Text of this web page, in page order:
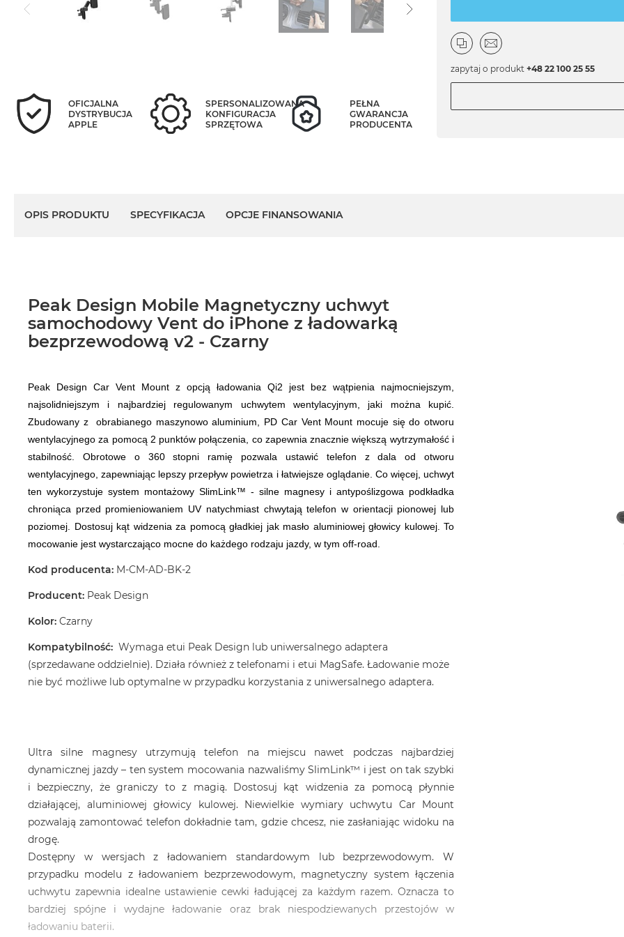
zapytaj o produkt +48 22 100 25 55
OFICJALNA
DYSTRYBUCJA
APPLE
SPERSONALIZOWANA
KONFIGURACJA
SPRZĘTOWA
PEŁNA
GWARANCJA
PRODUCENTA
OPIS PRODUKTU SPECYFIKACJA OPCJE FINANSOWANIA
Peak Design Mobile Magnetyczny uchwyt
samochodowy Vent do iPhone z ładowarką
bezprzewodową v2 - Czarny
Peak Design Car Vent Mount z opcją ładowania Qi2 jest bez wątpienia najmocniejszym,
najsolidniejszym i najbardziej regulowanym uchwytem wentylacyjnym, jaki można kupić.
Zbudowany z obrabianego maszynowo aluminium, PD Car Vent Mount mocuje się do otworu
wentylacyjnego za pomocą 2 punktów połączenia, co zapewnia znacznie większą wytrzymałość i
stabilność. Obrotowe o 360 stopni ramię pozwala ustawić telefon z dala od otworu
wentylacyjnego, zapewniając lepszy przepływ powietrza i łatwiejsze oglądanie. Co więcej, uchwyt
ten wykorzystuje system montażowy SlimLink™ - silne magnesy i antypoślizgowa podkładka
chroniąca przed promieniowaniem UV natychmiast chwytają telefon w orientacji pionowej lub
poziomej. Dostosuj kąt widzenia za pomocą gładkiej jak masło aluminiowej głowicy kulowej. To
mocowanie jest wystarczająco mocne do każdego rodzaju jazdy, w tym off-road.
Kod producenta: M-CM-AD-BK-2
Producent: Peak Design
Kolor: Czarny
Kompatybilność: Wymaga etui Peak Design lub uniwersalnego adaptera
(sprzedawane oddzielnie). Działa również z telefonami i etui MagSafe. Ładowanie może
nie być możliwe lub optymalne w przypadku korzystania z uniwersalnego adaptera.
Ultra silne magnesy utrzymują telefon na miejscu nawet podczas najbardziej
dynamicznej jazdy – ten system mocowania nazwaliśmy SlimLink™ i jest on tak szybki
i bezpieczny, że graniczy to z magią. Dostosuj kąt widzenia za pomocą płynnie
działającej, aluminiowej głowicy kulowej. Niewielkie wymiary uchwytu Car Mount
pozwalają zamontować telefon dokładnie tam, gdzie chcesz, nie zasłaniając widoku na
drogę.
Dostępny w wersjach z ładowaniem standardowym lub bezprzewodowym. W
przypadku modelu z ładowaniem bezprzewodowym, magnetyczny system łączenia
uchwytu zapewnia idealne ustawienie cewki ładującej za każdym razem. Oznacza to
bardziej spójne i wydajne ładowanie oraz brak niespodziewanych przestojów w
ładowaniu baterii.